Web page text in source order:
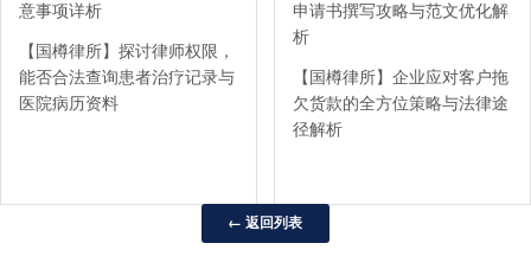
意事项详析
【国樽律所】探讨律师权限，
能否合法查询患者治疗记录与
医院病历资料
申请书撰写攻略与范文优化解
析
【国樽律所】企业应对客户拖
欠货款的全方位策略与法律途
径解析
← 返回列表